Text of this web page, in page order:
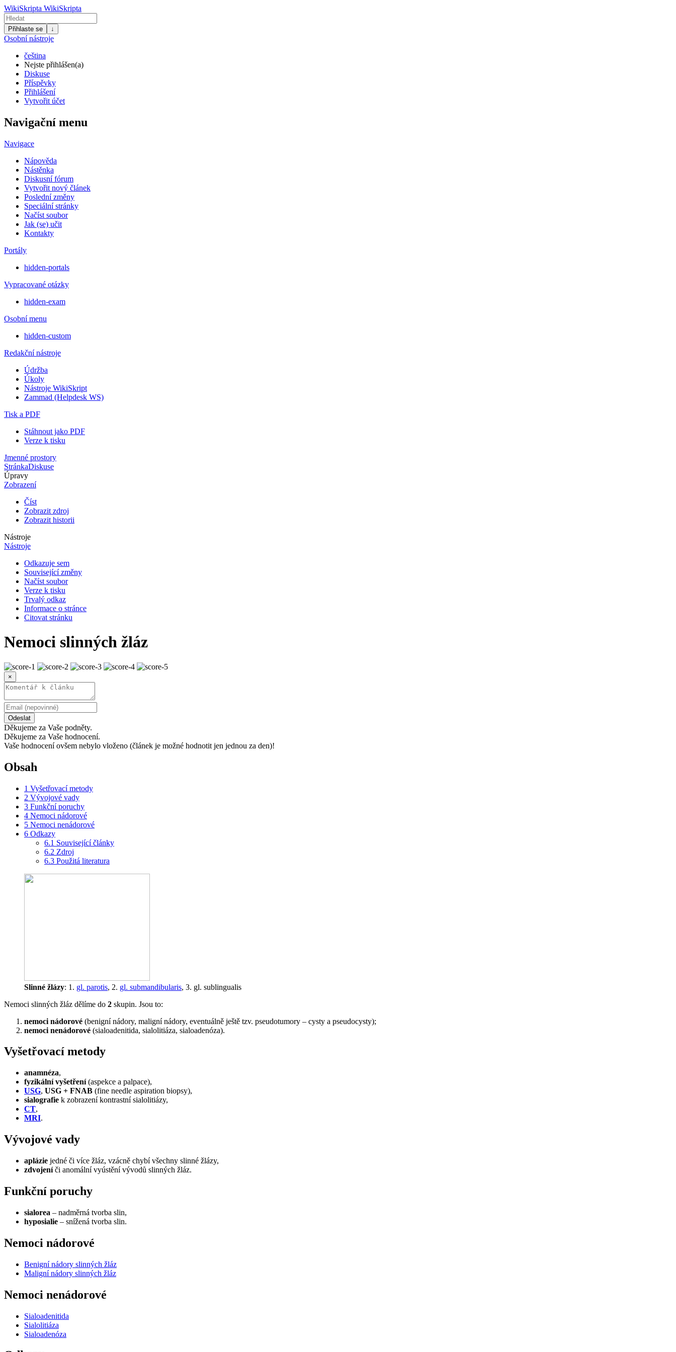
WikiSkripta WikiSkripta
Přihlaste se ↓
Osobní nástroje
čeština
Nejste přihlášen(a)
Diskuse
Příspěvky
Přihlášení
Vytvořit účet
Navigační menu
Navigace
Nápověda
Nástěnka
Diskusní fórum
Vytvořit nový článek
Poslední změny
Speciální stránky
Načíst soubor
Jak (se) učit
Kontakty
Portály
hidden-portals
Vypracované otázky
hidden-exam
Osobní menu
hidden-custom
Redakční nástroje
Údržba
Úkoly
Nástroje WikiSkript
Zammad (Helpdesk WS)
Tisk a PDF
Stáhnout jako PDF
Verze k tisku
Jmenné prostory
StránkaDiskuse
Úpravy
Zobrazení
Číst
Zobrazit zdroj
Zobrazit historii
Nástroje
Nástroje
Odkazuje sem
Související změny
Načíst soubor
Verze k tisku
Trvalý odkaz
Informace o stránce
Citovat stránku
Nemoci slinných žláz
×
Odeslat
Děkujeme za Vaše podněty.
Děkujeme za Vaše hodnocení.
Vaše hodnocení ovšem nebylo vloženo (článek je možné hodnotit jen jednou za den)!
Obsah
1 Vyšetřovací metody
2 Vývojové vady
3 Funkční poruchy
4 Nemoci nádorové
5 Nemoci nenádorové
6 Odkazy
6.1 Související články
6.2 Zdroj
6.3 Použitá literatura
Slinné žlázy: 1. gl. parotis, 2. gl. submandibularis, 3. gl. sublingualis
Nemoci slinných žláz dělíme do 2 skupin. Jsou to:
nemoci nádorové (benigní nádory, maligní nádory, eventuálně ještě tzv. pseudotumory – cysty a pseudocysty);
nemoci nenádorové (sialoadenitida, sialolitiáza, sialoadenóza).
Vyšetřovací metody
anamnéza,
fyzikální vyšetření(aspekce a palpace),
USG, USG + FNAB (fine needle aspiration biopsy),
sialografie k zobrazení kontrastní sialolitiázy,
CT,
MRI.
Vývojové vady
aplázie jedné či více žláz, vzácně chybí všechny slinné žlázy,
zdvojeníči anomální vyústění vývodů slinných žláz.
Funkční poruchy
sialorea – nadměrná tvorba slin,
hyposialie – snížená tvorba slin.
Nemoci nádorové
Benigní nádory slinných žláz
Maligní nádory slinných žláz
Nemoci nenádorové
Sialoadenitida
Sialolitiáza
Sialoadenóza